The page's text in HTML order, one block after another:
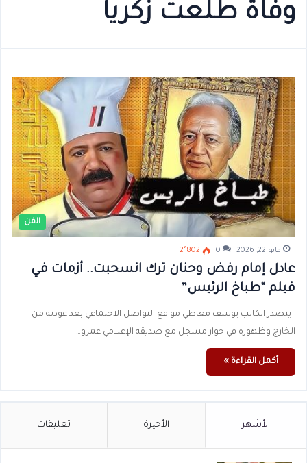
وفاة طلعت زكريا
الفن
مايو 22, 2026 0 2٬802
عادل إمام رفض وحنان ترك انسحبت.. أزمات في
فيلم “طباخ الرئيس”
يتصدر الكاتب يوسف معاطي مواقع التواصل الاجتماعي بعد عودته من
الخارج وظهوره في حوار مسجل مع صديقه الإعلامي عمرو…
أكمل القراءة »
الأشهر الأخيرة تعليقات